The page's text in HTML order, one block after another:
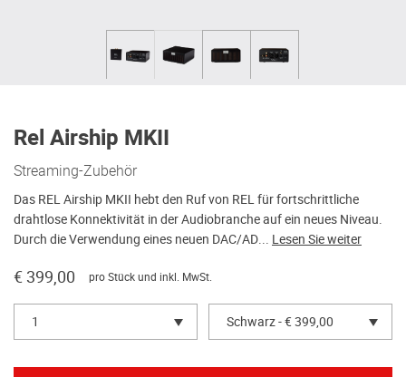
Rel Airship MKII
Streaming-Zubehör
Das REL Airship MKII hebt den Ruf von REL für fortschrittliche
drahtlose Konnektivität in der Audiobranche auf ein neues Niveau.
Durch die Verwendung eines neuen DAC/AD... Lesen Sie weiter
€ 399,00 pro Stück und inkl. MwSt.
1 Schwarz - € 399,00